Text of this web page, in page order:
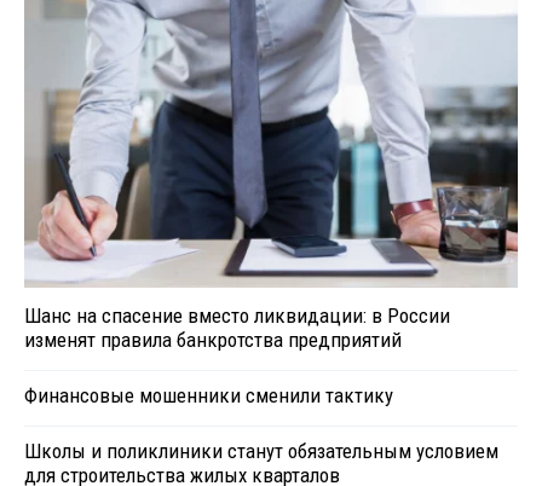
Шанс на спасение вместо ликвидации: в России
изменят правила банкротства предприятий
Финансовые мошенники сменили тактику
Школы и поликлиники станут обязательным условием
для строительства жилых кварталов